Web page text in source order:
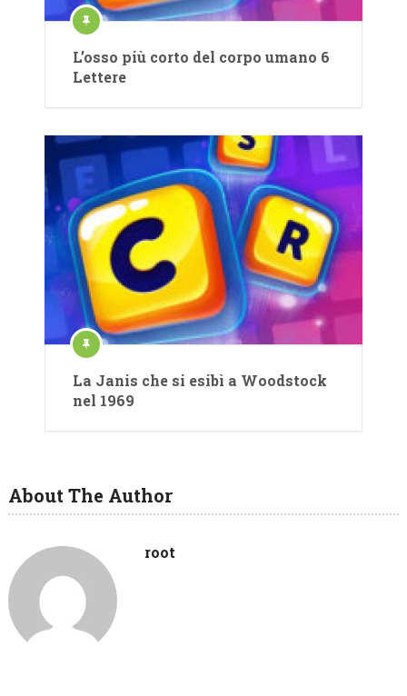
L’osso più corto del corpo umano 6
Lettere
La Janis che si esibì a Woodstock
nel 1969
About The Author
root